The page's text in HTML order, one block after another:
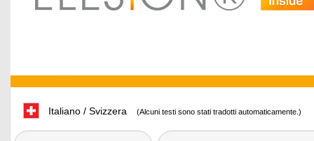
Italiano / Svizzera (Alcuni testi sono stati tradotti automaticamente.)